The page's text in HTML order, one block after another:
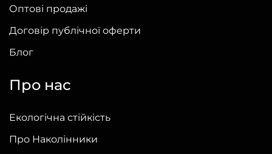
Оптові продажі
Договір публічної оферти
Блог
Про нас
Екологічна стійкість
Про Наколінники